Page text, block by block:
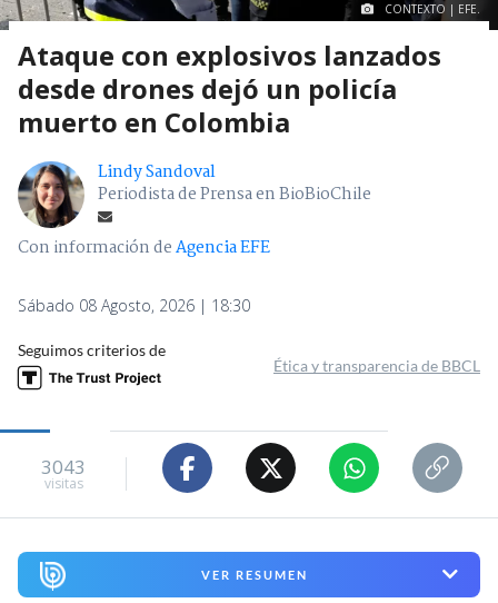
CONTEXTO | EFE.
Ataque con explosivos lanzados
desde drones dejó un policía
muerto en Colombia
Lindy Sandoval
Periodista de Prensa en BioBioChile
Con información deAgencia EFE
Sábado 08 Agosto, 2026 | 18:30
Seguimos criterios de
Ética y transparencia de BBCL
3043
visitas
VER RESUMEN